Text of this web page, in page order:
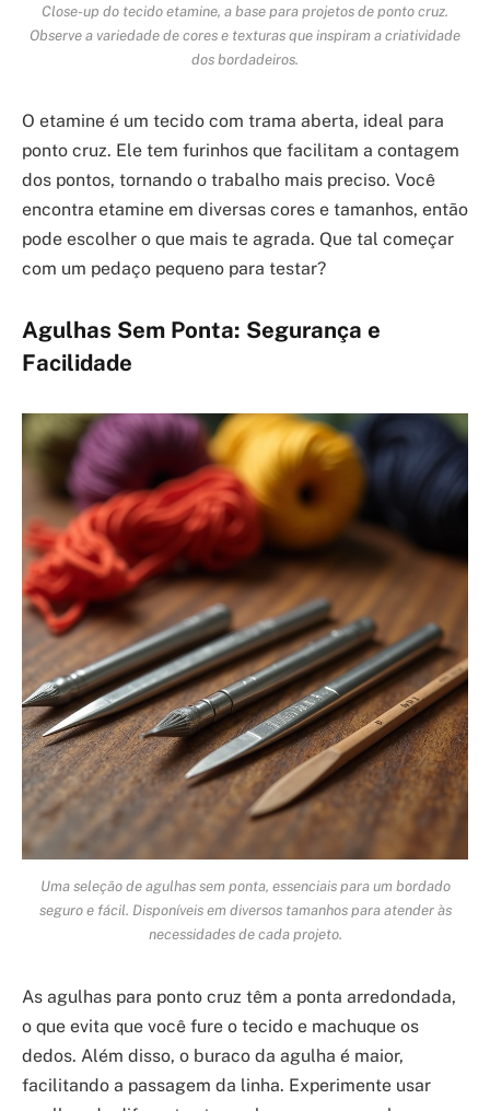
Close-up do tecido etamine, a base para projetos de ponto cruz.
Observe a variedade de cores e texturas que inspiram a criatividade
dos bordadeiros.
O etamine é um tecido com trama aberta, ideal para
ponto cruz. Ele tem furinhos que facilitam a contagem
dos pontos, tornando o trabalho mais preciso. Você
encontra etamine em diversas cores e tamanhos, então
pode escolher o que mais te agrada. Que tal começar
com um pedaço pequeno para testar?
Agulhas Sem Ponta: Segurança e
Facilidade
Uma seleção de agulhas sem ponta, essenciais para um bordado
seguro e fácil. Disponíveis em diversos tamanhos para atender às
necessidades de cada projeto.
As agulhas para ponto cruz têm a ponta arredondada,
o que evita que você fure o tecido e machuque os
dedos. Além disso, o buraco da agulha é maior,
facilitando a passagem da linha. Experimente usar